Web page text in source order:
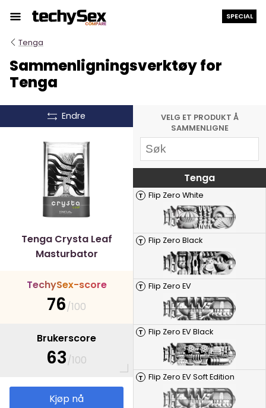
innholdet
SPECIAL
Tenga
Sammenligningsverktøy for
Tenga
VELG ET PRODUKT Å
SAMMENLIGNE
Tenga
T Flip Zero White
T Flip Zero Black
T Flip Zero EV
T Flip Zero EV Black
T Flip Zero EV Soft Edition
Endre
Tenga Crysta Leaf
Masturbator
TechySex-score
76/100
Brukerscore
63/100
Kjøp nå